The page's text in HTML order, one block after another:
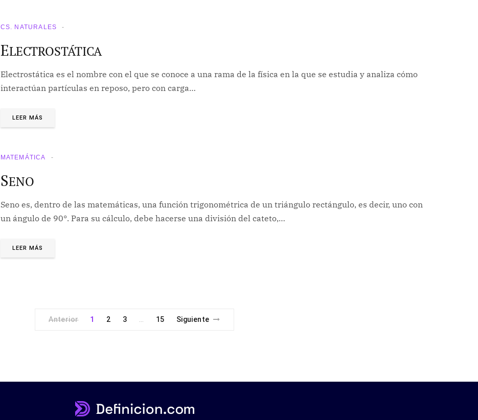
CS. NATURALES
ELECTROSTÁTICA
Electrostática es el nombre con el que se conoce a una rama de la física en la que se estudia y analiza cómo
interactúan partículas en reposo, pero con carga…
LEER MÁS
MATEMÁTICA
SENO
Seno es, dentro de las matemáticas, una función trigonométrica de un triángulo rectángulo, es decir, uno con
un ángulo de 90°. Para su cálculo, debe hacerse una división del cateto,…
LEER MÁS
Anterior 1 2 3 … 15 Siguiente